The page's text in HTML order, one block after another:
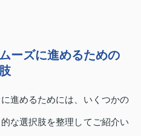
ーズに進めるための
進めるためには、いくつかの
な選択肢を整理してご紹介い